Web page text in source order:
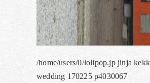
/home/users/0/lolipop.jp jinja
wedding 170225 p4030067